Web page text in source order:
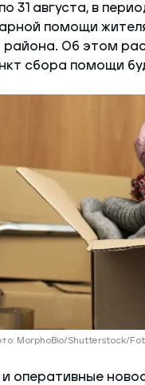
31 августа, в
помощи
района. Об этом
сбора помощи
MorphoBio/Shutterstock/
оперативные